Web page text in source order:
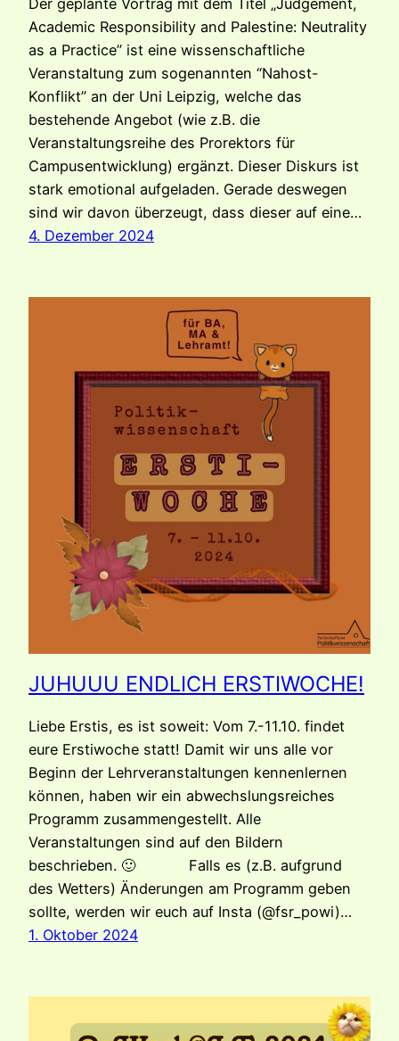
Der geplante Vortrag mit dem Titel „Judgement,
Academic Responsibility and Palestine: Neutrality
as a Practice” ist eine wissenschaftliche
Veranstaltung zum sogenannten “Nahost-
Konflikt” an der Uni Leipzig, welche das
bestehende Angebot (wie z.B. die
Veranstaltungsreihe des Prorektors für
Campusentwicklung) ergänzt. Dieser Diskurs ist
stark emotional aufgeladen. Gerade deswegen
sind wir davon überzeugt, dass dieser auf eine…
4. Dezember 2024
JUHUUU ENDLICH ERSTIWOCHE!
Liebe Erstis, es ist soweit: Vom 7.-11.10. findet
eure Erstiwoche statt! Damit wir uns alle vor
Beginn der Lehrveranstaltungen kennenlernen
können, haben wir ein abwechslungsreiches
Programm zusammengestellt. Alle
Veranstaltungen sind auf den Bildern
beschrieben. 🙂 Falls es (z.B. aufgrund
des Wetters) Änderungen am Programm geben
sollte, werden wir euch auf Insta (@fsr_powi)…
1. Oktober 2024